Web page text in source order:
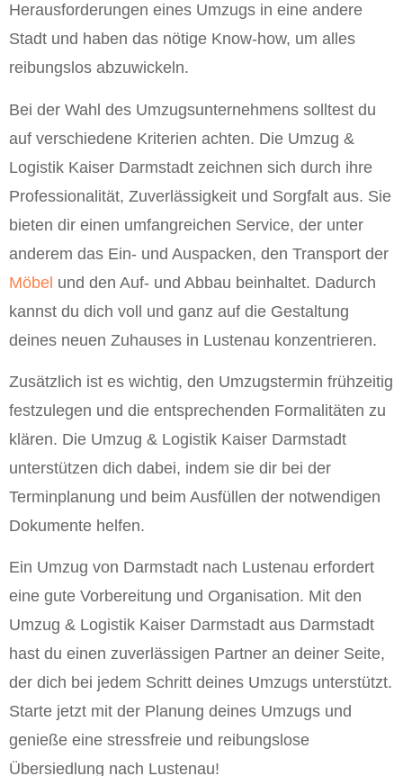
Herausforderungen eines Umzugs in eine andere
Stadt und haben das nötige Know-how, um alles
reibungslos abzuwickeln.
Bei der Wahl des Umzugsunternehmens solltest du
auf verschiedene Kriterien achten. Die Umzug &
Logistik Kaiser Darmstadt zeichnen sich durch ihre
Professionalität, Zuverlässigkeit und Sorgfalt aus. Sie
bieten dir einen umfangreichen Service, der unter
anderem das Ein- und Auspacken, den Transport der
Möbel und den Auf- und Abbau beinhaltet. Dadurch
kannst du dich voll und ganz auf die Gestaltung
deines neuen Zuhauses in Lustenau konzentrieren.
Zusätzlich ist es wichtig, den Umzugstermin frühzeitig
festzulegen und die entsprechenden Formalitäten zu
klären. Die Umzug & Logistik Kaiser Darmstadt
unterstützen dich dabei, indem sie dir bei der
Terminplanung und beim Ausfüllen der notwendigen
Dokumente helfen.
Ein Umzug von Darmstadt nach Lustenau erfordert
eine gute Vorbereitung und Organisation. Mit den
Umzug & Logistik Kaiser Darmstadt aus Darmstadt
hast du einen zuverlässigen Partner an deiner Seite,
der dich bei jedem Schritt deines Umzugs unterstützt.
Starte jetzt mit der Planung deines Umzugs und
genieße eine stressfreie und reibungslose
Übersiedlung nach Lustenau!